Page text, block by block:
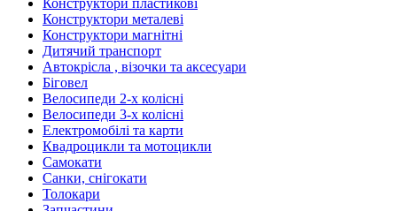
Конструктори пластикові
Конструктори металеві
Конструктори магнітні
Дитячий транспорт
Автокрісла , візочки та аксесуари
Біговел
Велосипеди 2-х колісні
Велосипеди 3-х колісні
Електромобілі та карти
Квадроцикли та мотоцикли
Самокати
Санки, снігокати
Толокари